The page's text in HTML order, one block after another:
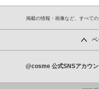
掲載の情報・画像など、すべて
@cosme 公式SNSアカウン